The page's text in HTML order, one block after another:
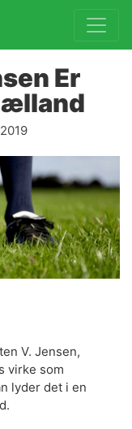
Er
V. Jensen,
virke som
lyder det i en